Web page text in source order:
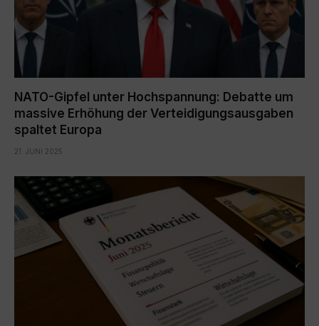
NATO-Gipfel unter Hochspannung: Debatte um
massive Erhöhung der Verteidigungsausgaben
spaltet Europa
21. JUNI 2025